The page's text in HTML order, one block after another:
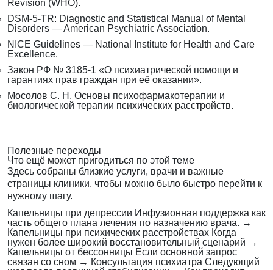
Revision (WHO).
DSM-5-TR: Diagnostic and Statistical Manual of Mental
Disorders — American Psychiatric Association.
NICE Guidelines — National Institute for Health and Care
Excellence.
Закон РФ № 3185-1 «О психиатрической помощи и
гарантиях прав граждан при её оказании».
Мосолов С. Н. Основы психофармакотерапии и
биологической терапии психических расстройств.
Полезные переходы
Что ещё может пригодиться по этой теме
Здесь собраны близкие услуги, врачи и важные
страницы клиники, чтобы можно было быстро перейти к
нужному шагу.
Капельницы при депрессии Инфузионная поддержка как
часть общего плана лечения по назначению врача. →
Капельницы при психических расстройствах Когда
нужен более широкий восстановительный сценарий →
Капельницы от бессонницы Если основной запрос
связан со сном → Консультация психиатра Следующий